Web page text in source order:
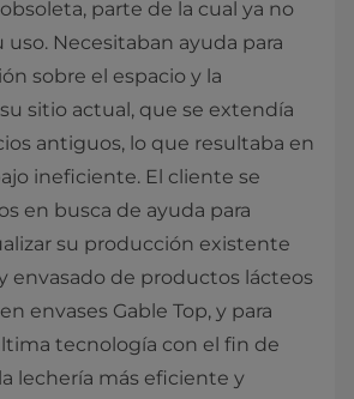
parte de la cual ya no
uso. Necesitaban ayuda para
sobre el espacio y la
sitio actual, que se extendía
antiguos, lo que resultaba en
ineficiente. El cliente se
en busca de ayuda para
su producción existente
envasado de productos lácteos
envases Gable Top, y para
tecnología con el fin de
lechería más eficiente y